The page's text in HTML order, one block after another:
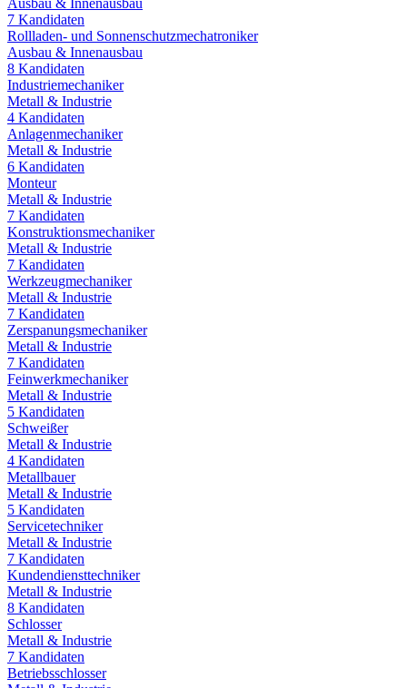
7 Kandidaten
Rollladen- und Sonnenschutzmechatroniker
Ausbau & Innenausbau
8 Kandidaten
Industriemechaniker
Metall & Industrie
4 Kandidaten
Anlagenmechaniker
Metall & Industrie
6 Kandidaten
Monteur
Metall & Industrie
7 Kandidaten
Konstruktionsmechaniker
Metall & Industrie
7 Kandidaten
Werkzeugmechaniker
Metall & Industrie
7 Kandidaten
Zerspanungsmechaniker
Metall & Industrie
7 Kandidaten
Feinwerkmechaniker
Metall & Industrie
5 Kandidaten
Schweißer
Metall & Industrie
4 Kandidaten
Metallbauer
Metall & Industrie
5 Kandidaten
Servicetechniker
Metall & Industrie
7 Kandidaten
Kundendiensttechniker
Metall & Industrie
8 Kandidaten
Schlosser
Metall & Industrie
7 Kandidaten
Betriebsschlosser